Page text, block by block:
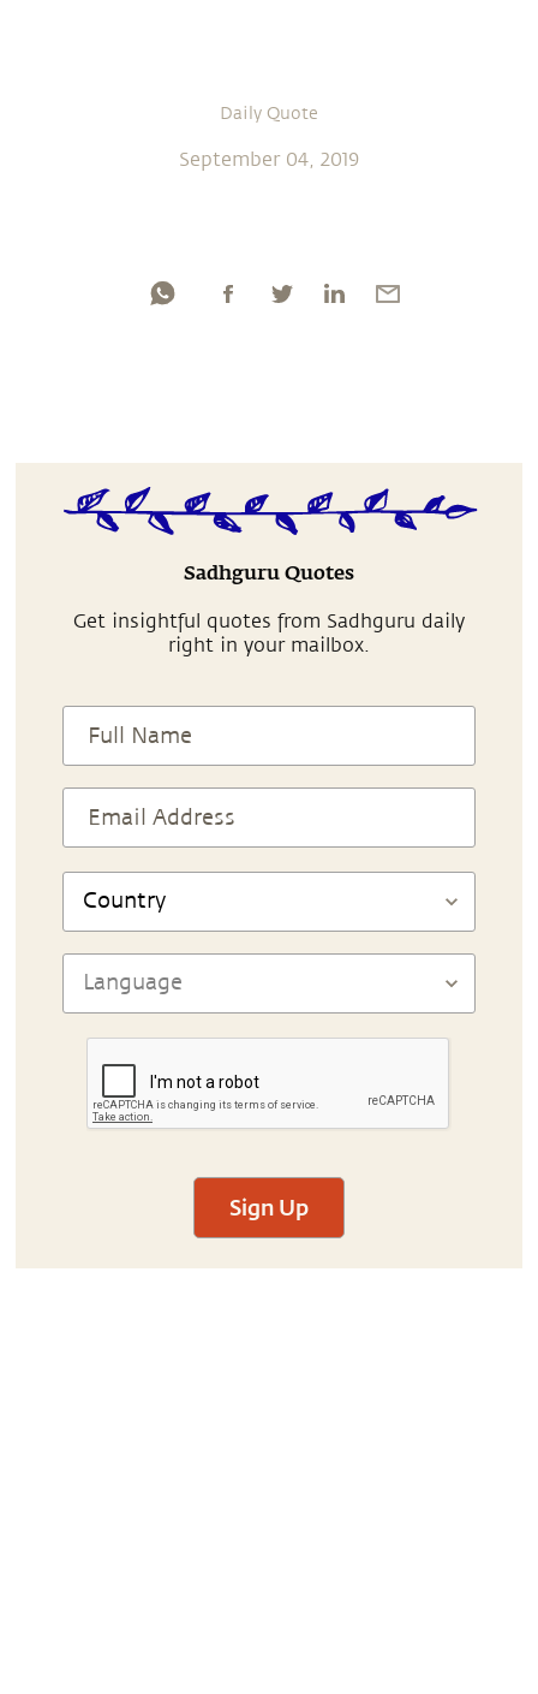
Daily Quote
September 04, 2019
Sadhguru Quotes
Get insightful quotes from Sadhguru daily
right in your mailbox.
Sign Up